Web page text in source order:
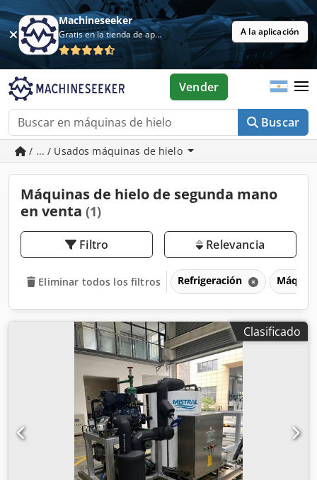
Machineseeker
Gratis en la tienda de aplicaciones A la aplicación
Buscar
Vender
/ ... / Usados máquinas de hielo
Máquinas de hielo de segunda mano
en venta (1)
Filtro Relevancia
Eliminar todos los filtros Refrigeración
Clasificado